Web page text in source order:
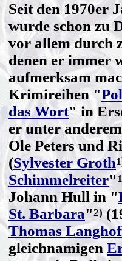
Seit den 1970er
wurde schon zu
vor allem durch
denen er immer
aufmerksam
Krimireihen "
das Wort" in
er unter
Ole Peters und
(Sylvester Groth
Schimmelreiter"
Johann Hull in "
St. Barbara"2)
Thomas
gleichnamigen